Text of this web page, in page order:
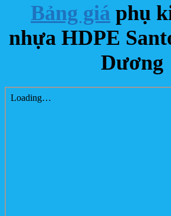
Bảng giá phụ
nhựa HDPE
Dương